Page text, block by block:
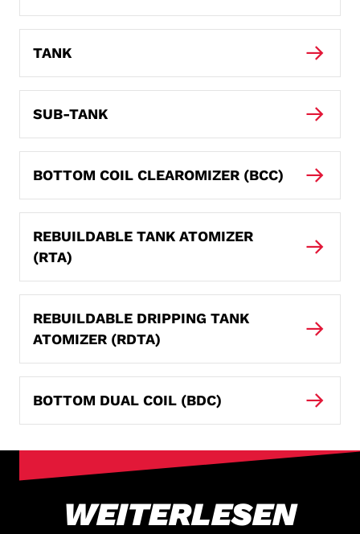
TANK
SUB-TANK
BOTTOM COIL CLEAROMIZER (BCC)
REBUILDABLE TANK ATOMIZER
(RTA)
REBUILDABLE DRIPPING TANK
ATOMIZER (RDTA)
BOTTOM DUAL COIL (BDC)
WEITERLESEN